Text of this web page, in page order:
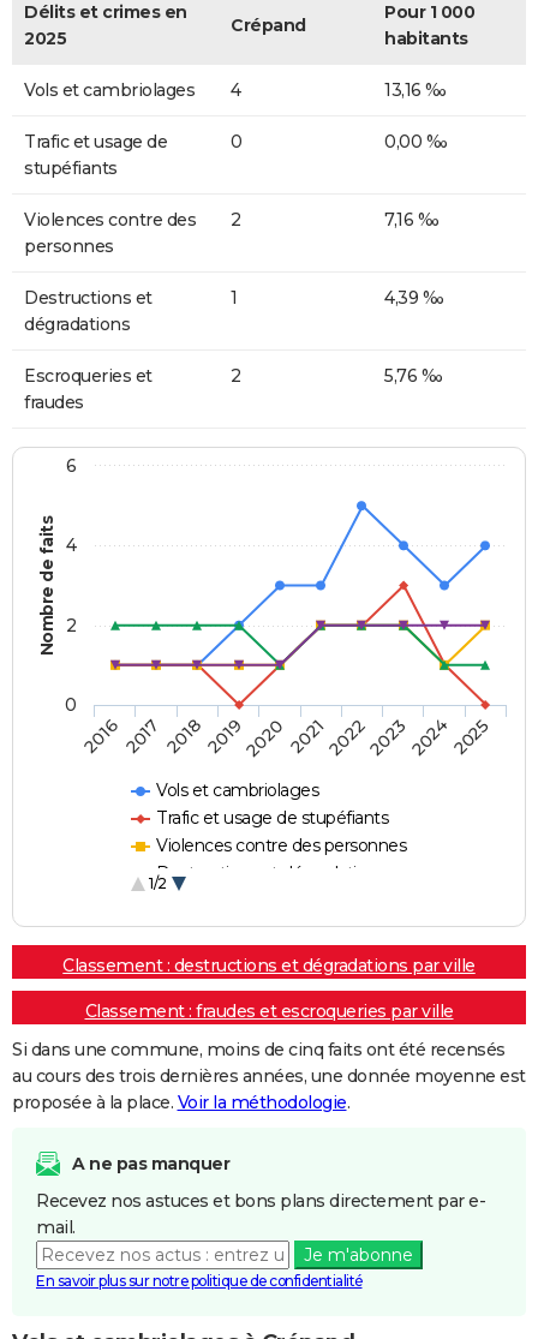
Délits et crimes en
2025
Crépand
Pour 1 000
habitants
Vols et cambriolages 4 13,16 ‰
Trafic et usage de
stupéfiants
0 0,00 ‰
Violences contre des
personnes
2 7,16 ‰
Destructions et
dégradations
1 4,39 ‰
Escroqueries et
fraudes
2 5,76 ‰
Nombre de faits
Vols et cambriolages
Trafic et usage de stupéfiants
Violences contre des personnes
Destructions et dégradations
1/2
20162017 20182019202020212022202320242025
0
2
4
6
Classement : destructions et dégradations par ville
Classement : fraudes et escroqueries par ville
Si dans une commune, moins de cinq faits ont été recensés
au cours des trois dernières années, une donnée moyenne est
proposée à la place. Voir la méthodologie.
A ne pas manquer
Recevez nos astuces et bons plans directement par e-
mail.
Je m'abonne
En savoir plus sur notre politique de confidentialité